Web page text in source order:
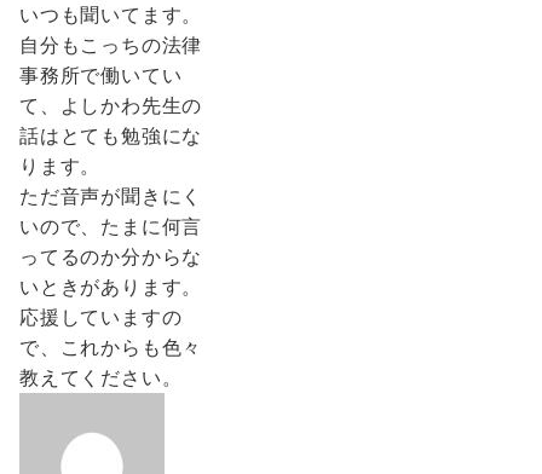
いつも聞いてます。
自分もこっちの法律
事務所で働いてい
て、よしかわ先生の
話はとても勉強にな
ります。
ただ音声が聞きにく
いので、たまに何言
ってるのか分からな
いときがあります。
応援していますの
で、これからも色々
教えてください。